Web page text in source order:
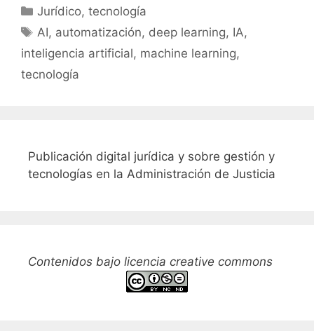
Categorías
Jurídico,tecnología
Etiquetas
AI, automatización, deep learning, IA,
inteligencia artificial, machine learning,
tecnología
Publicación digital jurídica y sobre gestión y
tecnologías en la Administración de Justicia
Contenidos bajo licencia creative commons